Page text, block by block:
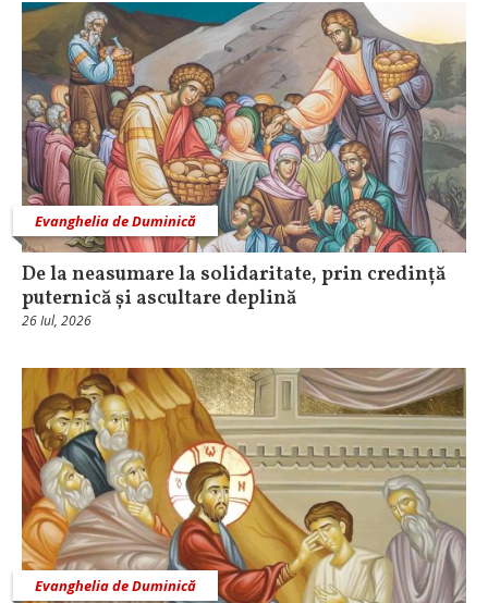
Evanghelia de Duminică
De la neasumare la solidaritate, prin credință
puternică și ascultare deplină
26 Iul, 2026
Evanghelia de Duminică